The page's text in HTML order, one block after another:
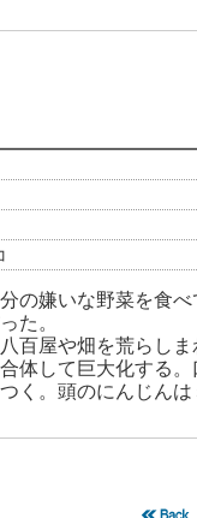
の嫌いな野菜を食
た。
百屋や畑を荒らし
体して巨大化する
く。頭のにんじん